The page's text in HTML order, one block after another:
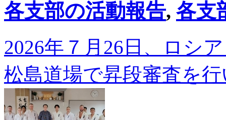
各支部の活動報告, 各支
2026年７月26日、ロシ
松島道場で昇段審査を